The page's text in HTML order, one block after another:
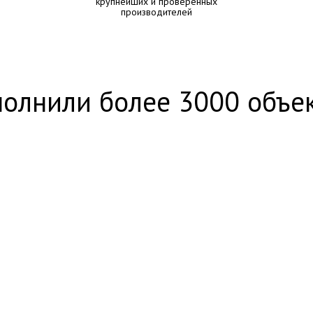
производителей
более 3000